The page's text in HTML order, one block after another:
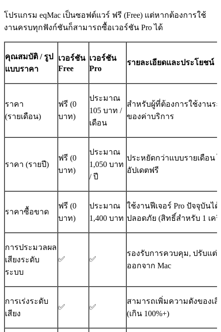
โปรแกรม eqMac เป็นซอฟต์แวร์ ฟรี (Free) แต่หากต้องการใช้
งานครบทุกฟังก์ชันก็สามารถซื้อเวอร์ชัน Pro ได้
คุณสมบัติ / รูป
แบบราคา
เวอร์ชัน
Free
เวอร์ชัน
Pro
รายละเอียดและประโยชน์
ราคา
(รายเดือน)
ฟรี (0
บาท)
ประมาณ
105 บาท /
เดือน
สำหรับผู้ที่ต้องการใช้งานร
ของค่าบริการ
ราคา (รายปี)
ฟรี (0
บาท)
ประมาณ
1,050 บาท
/ ปี
ประหยัดกว่าแบบรายเดือน
อัปเดตฟรี
ราคาซื้อขาด
ฟรี (0
บาท)
ประมาณ
1,400 บาท
ใช้งานฟีเจอร์ Pro ปัจจุบัน
ปลอดภัย (สิทธิ์สำหรับ 1 เค
การประมวลผล
เสียงระดับ
ระบบ
✅ ✅
รองรับการควบคุม, ปรับแต่
ออกจาก Mac
การเร่งระดับ
เสียง
✅ ✅
สามารถเพิ่มความดังของเ
(เกิน 100%+)